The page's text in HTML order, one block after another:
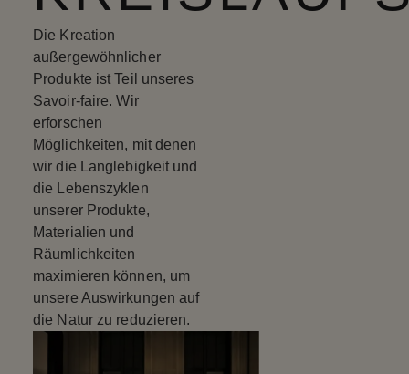
Die Kreation
außergewöhnlicher
Produkte ist Teil unseres
Savoir-faire. Wir
erforschen
Möglichkeiten, mit denen
wir die Langlebigkeit und
die Lebenszyklen
unserer Produkte,
Materialien und
Räumlichkeiten
maximieren können, um
unsere Auswirkungen auf
die Natur zu reduzieren.